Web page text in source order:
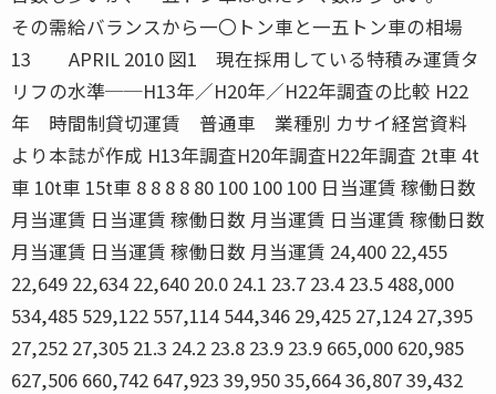
その需給バランスから一〇トン車と一五トン車の相場
13 APRIL 2010 図1 現在採用している特積み運賃タ
リフの水準──H13年／H20年／H22年調査の比較 H22
年 時間制貸切運賃 普通車 業種別 カサイ経営資料
より本誌が作成 H13年調査H20年調査H22年調査 2t車 4t
車 10t車 15t車 8 8 8 8 80 100 100 100 日当運賃 稼働日数
月当運賃 日当運賃 稼働日数 月当運賃 日当運賃 稼働日数
月当運賃 日当運賃 稼働日数 月当運賃 24,400 22,455
22,649 22,634 22,640 20.0 24.1 23.7 23.4 23.5 488,000
534,485 529,122 557,114 544,346 29,425 27,124 27,395
27,252 27,305 21.3 24.2 23.8 23.9 23.9 665,000 620,985
627,506 660,742 647,923 39,950 35,664 36,807 39,432